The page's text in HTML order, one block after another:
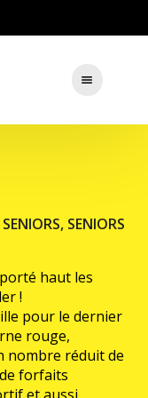
, SENIORS
haut les
!
pour le dernier
rouge,
nombre réduit de
forfaits